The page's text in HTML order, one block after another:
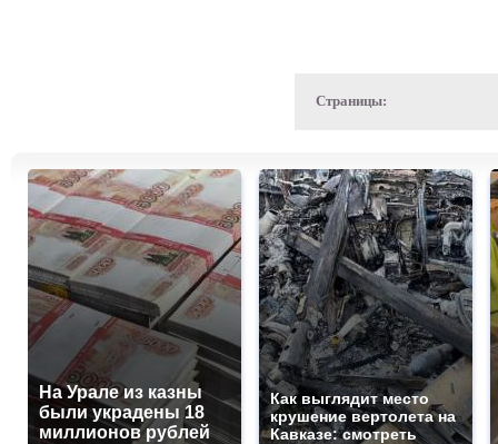
Страницы:
На Урале из казны
были украдены 18
миллионов рублей
Как выглядит место
крушение вертолета на
Кавказе: смотреть